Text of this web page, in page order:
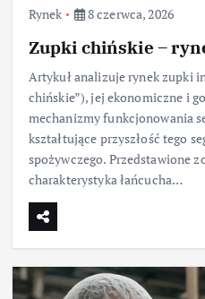
Rynek 8 czerwca, 2026
Zupki chińskie –
Artykuł analizuje rynek zupki
chińskie”), jej ekonomiczne i
mechanizmy funkcjonowania
kształtujące przyszłość tego
spożywczego. Przedstawione
charakterystyka łańcucha…